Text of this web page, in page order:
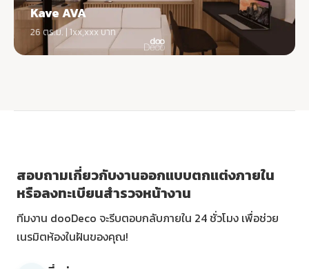
Kave AVA
26 ตร.ม. | 1xx,xxx บาท
สอบถามเกี่ยวกับงานออกแบบตกแต่งภายใน
หรือลงทะเบียนสำรวจหน้างาน
ทีมงาน dooDeco จะรีบตอบกลับภายใน 24 ชั่วโมง เพื่อช่วย
เนรมิตห้องในฝันของคุณ!